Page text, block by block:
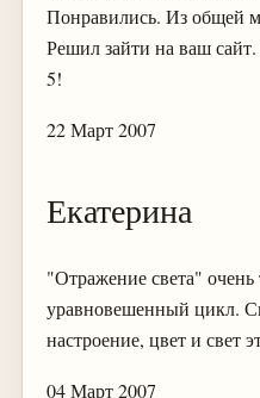
Понравились. Из общей
Решил зайти на ваш
5!
22 Март 2007
Екатерина
"Отражение света"
уравновешенный цикл.
настроение, цвет и свет
04 Март 2007